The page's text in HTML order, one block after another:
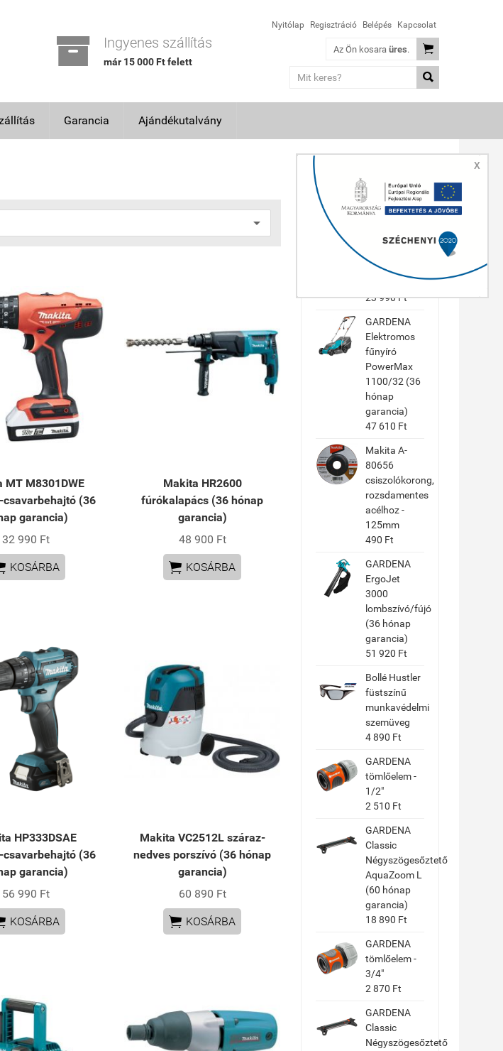
 Ingyenes szállítás
már 15 000 Ft felett
Nyitólap Regisztráció Belépés Kapcsolat
Az Ön kosara üres.


Garancia Ajándékutalvány
MT M8301DWE
(36
garancia)
32 990 Ft
KOSÁRBA
Makita HR2600
fúrókalapács (36 hónap
garancia)
48 900 Ft
 KOSÁRBA
HP333DSAE
(36
garancia)
56 990 Ft
KOSÁRBA
Makita VC2512L száraz-
nedves porszívó (36 hónap
garancia)
60 890 Ft
 KOSÁRBA
TOP TERMÉKEK
GA5030R
(36 hónap
23 990 Ft
GARDENA
Elektromos
fűnyíró
PowerMax
1100/32 (36
hónap
garancia)
47 610 Ft
Makita A-
80656
csiszolókorong,
rozsdamentes
acélhoz -
125mm
490 Ft
GARDENA
ErgoJet
3000
lombszívó/fújó
(36 hónap
garancia)
51 920 Ft
Bollé Hustler
füstszínű
munkavédelmi
szemüveg
4 890 Ft
GARDENA
tömlőelem -
1/2"
2 510 Ft
GARDENA
Classic
Négyszögesőztető
AquaZoom L
(60 hónap
garancia)
18 890 Ft
GARDENA
tömlőelem -
3/4"
2 870 Ft
GARDENA
Classic
Négyszögesőztető
X